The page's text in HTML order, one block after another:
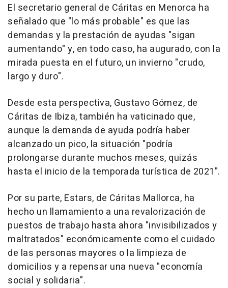
El secretario general de Cáritas en Menorca ha
señalado que "lo más probable" es que las
demandas y la prestación de ayudas "sigan
aumentando" y, en todo caso, ha augurado, con la
mirada puesta en el futuro, un invierno "crudo,
largo y duro".
Desde esta perspectiva, Gustavo Gómez, de
Cáritas de Ibiza, también ha vaticinado que,
aunque la demanda de ayuda podría haber
alcanzado un pico, la situación "podría
prolongarse durante muchos meses, quizás
hasta el inicio de la temporada turística de 2021".
Por su parte, Estars, de Cáritas Mallorca, ha
hecho un llamamiento a una revalorización de
puestos de trabajo hasta ahora "invisibilizados y
maltratados" económicamente como el cuidado
de las personas mayores o la limpieza de
domicilios y a repensar una nueva "economía
social y solidaria".